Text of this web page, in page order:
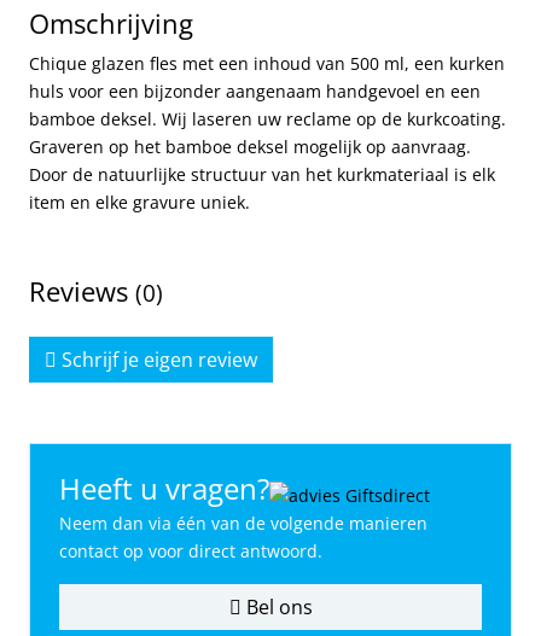
Omschrijving
Chique glazen fles met een inhoud van 500 ml, een kurken
huls voor een bijzonder aangenaam handgevoel en een
bamboe deksel. Wij laseren uw reclame op de kurkcoating.
Graveren op het bamboe deksel mogelijk op aanvraag.
Door de natuurlijke structuur van het kurkmateriaal is elk
item en elke gravure uniek.
Reviews (0)
Schrijf je eigen review
Heeft u vragen?
Neem dan via één van de volgende manieren
contact op voor direct antwoord.
Bel ons